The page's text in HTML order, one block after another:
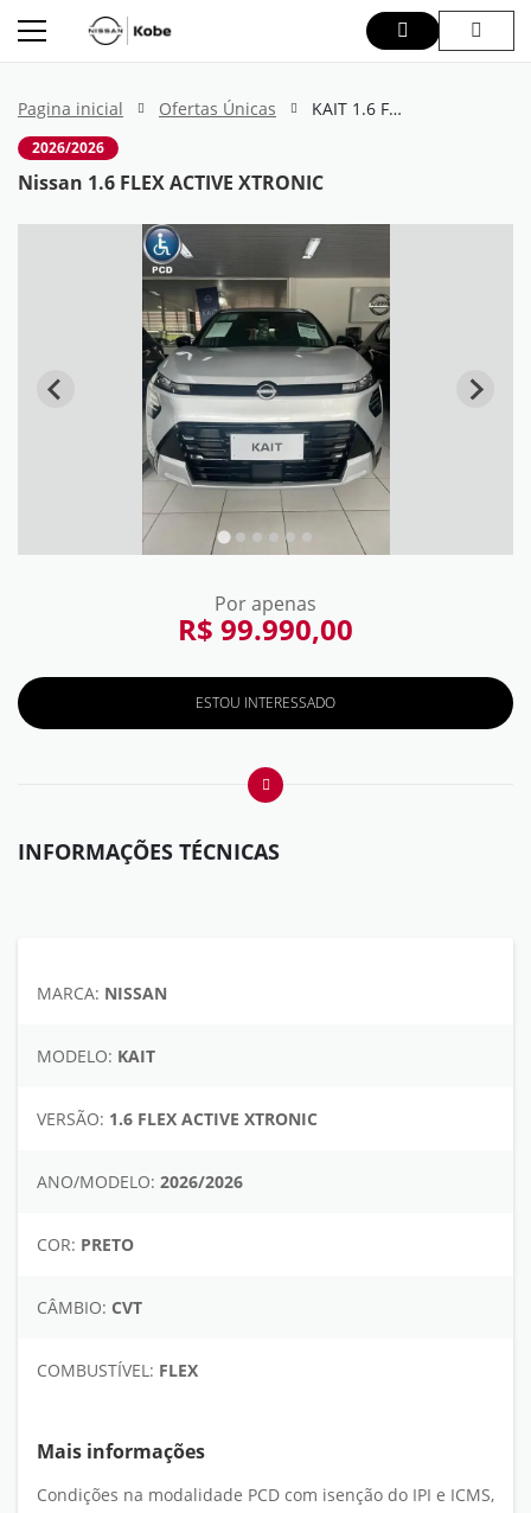
Pagina inicial Ofertas Únicas KAIT 1.6 FLEX ACTIVE XTRONIC
2026/2026
Nissan 1.6 FLEX ACTIVE XTRONIC
Por apenas
R$ 99.990,00
ESTOU INTERESSADO
INFORMAÇÕES TÉCNICAS
MARCA: NISSAN
MODELO: KAIT
VERSÃO: 1.6 FLEX ACTIVE XTRONIC
ANO/MODELO: 2026/2026
COR: PRETO
CÂMBIO: CVT
COMBUSTÍVEL: FLEX
Mais informações
Condições na modalidade PCD com isenção do IPI e ICMS,